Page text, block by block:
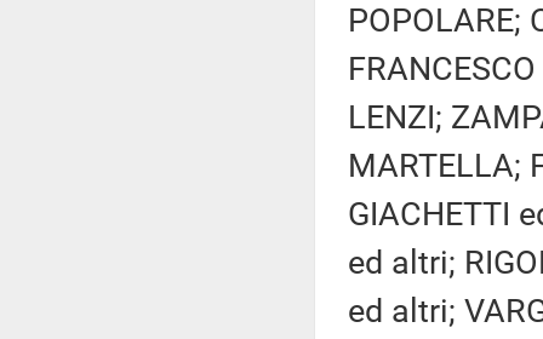
POPOLARE;
LENZI;
MARTELLA;
GIACHETTI
ed altri;
ed altri;